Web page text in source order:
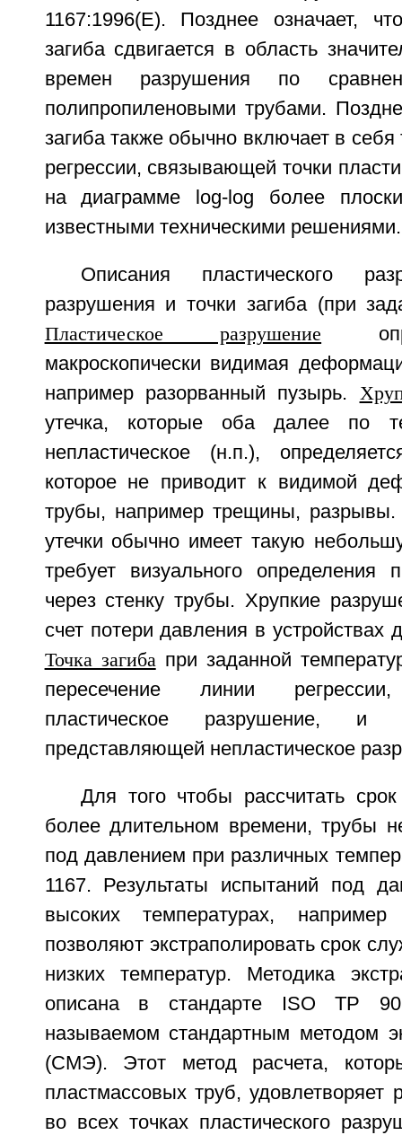
1167:1996(Е). Позднее означает,
загиба сдвигается в область
времен разрушения по
полипропиленовыми трубами.
загиба также обычно включает в себя
регрессии, связывающей точки
на диаграмме log-log более
известными техническими решениями.
Описания пластического
разрушения и точки загиба (при
Пластическое разрушение
макроскопически видимая
например разорванный пузырь.
утечка, которые оба далее по
непластическое (н.п.),
которое не приводит к видимой
трубы, например трещины,
утечки обычно имеет такую
требует визуального определения
через стенку трубы. Хрупкие
счет потери давления в устройствах
Точка загибапри заданной
пересечение линии
пластическое разрушение, и
представляющей непластическое
Для того чтобы рассчитать
более длительном времени, трубы
под давлением при различных
1167. Результаты испытаний под
высоких температурах,
позволяют экстраполировать срок
низких температур. Методика
описана в стандарте ISO ТР
называемом стандартным методом
(СМЭ). Этот метод расчета,
пластмассовых труб, удовлетворяет
во всех точках пластического